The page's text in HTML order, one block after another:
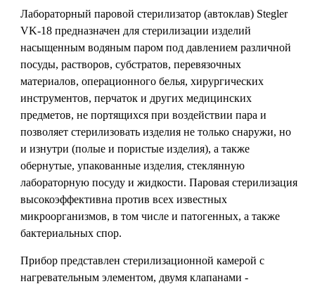
Лабораторный паровой стерилизатор (автоклав) Stegler
VK-18 предназначен для стерилизации изделий
насыщенным водяным паром под давлением различной
посуды, растворов, субстратов, перевязочных
материалов, операционного белья, хирургических
инструментов, перчаток и других медицинских
предметов, не портящихся при воздействии пара и
позволяет стерилизовать изделия не только снаружи, но
и изнутри (полые и пористые изделия), а также
обернутые, упакованные изделия, стеклянную
лабораторную посуду и жидкости. Паровая стерилизация
высокоэффективна против всех известных
микроорганизмов, в том числе и патогенных, а также
бактериальных спор.
Прибор представлен стерилизационной камерой с
нагревательным элементом, двумя клапанами -